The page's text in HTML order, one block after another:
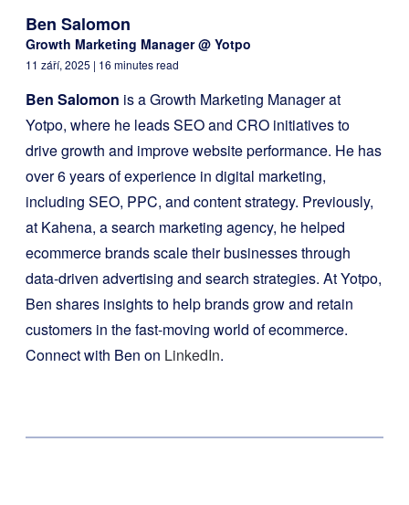
Ben Salomon
Growth Marketing Manager @ Yotpo
11 září, 2025 | 16 minutes read
Ben Salomon is a Growth Marketing Manager at
Yotpo, where he leads SEO and CRO initiatives to
drive growth and improve website performance. He has
over 6 years of experience in digital marketing,
including SEO, PPC, and content strategy. Previously,
at Kahena, a search marketing agency, he helped
ecommerce brands scale their businesses through
data-driven advertising and search strategies. At Yotpo,
Ben shares insights to help brands grow and retain
customers in the fast-moving world of ecommerce.
Connect with Ben on LinkedIn.